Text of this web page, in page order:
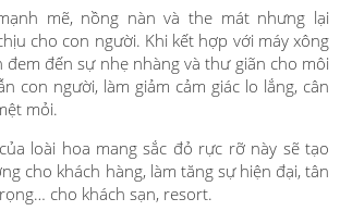
mẽ, nồng nàn và the mát nhưng lại
cho con người. Khi kết hợp với máy xông
đem đến sự nhẹ nhàng và thư giãn cho môi
con người, làm giảm cảm giác lo lắng, cân
mỏi.
loài hoa mang sắc đỏ rực rỡ này sẽ tạo
cho khách hàng, làm tăng sự hiện đại, tân
cho khách sạn, resort.